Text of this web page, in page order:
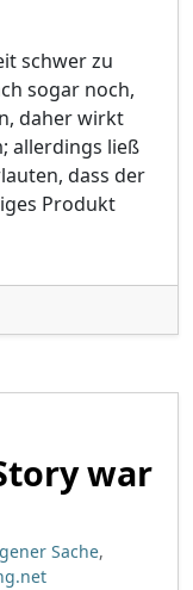
schwer zu
sogar noch,
daher wirkt
allerdings ließ
dass der
Produkt
'Produktion des
war
Sache,